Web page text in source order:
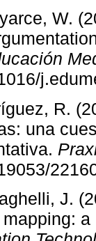
W.
R.
una
J.